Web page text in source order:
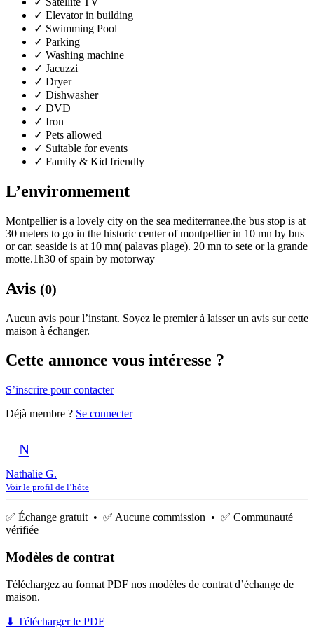
✓ Elevator in building
✓ Swimming Pool
✓ Parking
✓ Washing machine
✓ Jacuzzi
✓ Dryer
✓ Dishwasher
✓ DVD
✓ Iron
✓ Pets allowed
✓ Suitable for events
✓ Family & Kid friendly
L’environnement
Montpellier is a lovely city on the sea mediterranee.the bus stop is at
30 meters to go in the historic center of montpellier in 10 mn by bus
or car. seaside is at 10 mn( palavas plage). 20 mn to sete or la grande
motte.1h30 of spain by motorway
Avis (0)
Aucun avis pour l’instant. Soyez le premier à laisser un avis sur cette
maison à échanger.
Cette annonce vous intéresse ?
S’inscrire pour contacter
Déjà membre ? Se connecter
N
Nathalie G.
Voir le profil de l’hôte
✅ Échange gratuit • ✅ Aucune commission • ✅ Communauté
vérifiée
Modèles de contrat
Téléchargez au format PDF nos modèles de contrat d’échange de
maison.
⬇ Télécharger le PDF